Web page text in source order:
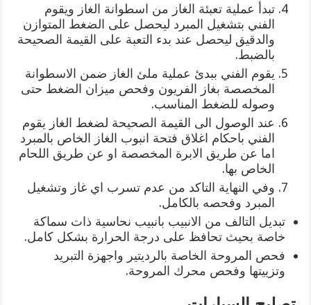
تبدأ عملية تعبئة الغاز من اسطوانة الغاز ويقوم
الفني بتشغيل المبرد ليحصل على الضغط المتوازن
والدقيق ليحصل عند بدء التعبة على القيمة الصحيحة
بالضبط.
يقوم الفني ببدئ عملية ملئ الغاز ضمن الاسطوانة
المخصصة بغاز الفريون وفحص ميزان الضغط حتى
وصوله للضغط المناسب.
عند الوصول الى القيمة الصحيحة لضغط الغاز يقوم
الفني باحكام اغلاق فتحة انبوب الغاز الخاص بالمبرد
اما عن طريق الابرة المخصصة او عن طريق اللحام
الخاص بها.
وفي النهاية التاكد من عدم تسرب اي غاز وتشغيل
المبرد وفحصه بالكامل.
تبديل التالف من الانبيب بانبيب نحاسية ذات سماكة
خاصة بحيث تحافظ على درجة الحرارة بشكل كامل.
فحص المروحة الخاصة بالرديتير واجهزة التبريد
وتزييتها وفحص محرك المروحة.